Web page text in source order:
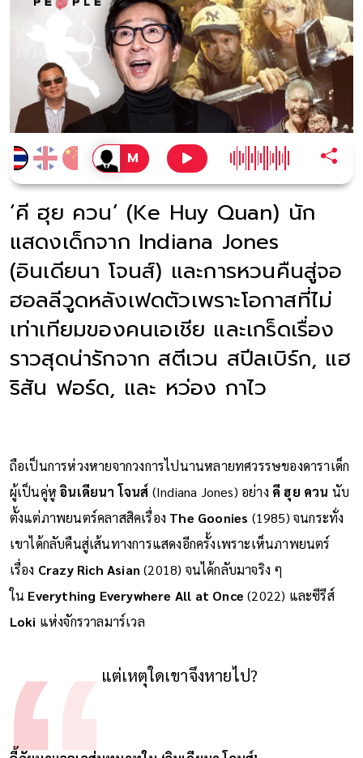
‘คี ฮุย ควน’ (Ke Huy Quan) นัก
แสดงเด็กจาก Indiana Jones
(อินเดียนา โจนส์) และการหวนคืนสู่จอ
ฮอลลีวูดหลังเฟดตัวเพราะโอกาสที่ไม่
เท่าเทียมของคนเอเชีย และเกร็ดเรื่อง
ราวสุดน่ารักจาก สตีเวน สปีลเบิร์ก, แฮ
ริสัน ฟอร์ด, และ หว่อง กาไว
ถือเป็นการห่วงหายจากวงการไปนานหลายทศวรรษของดาราเด็ก
ผู้เป็นคู่หูอินเดียนา โจนส์ (Indiana Jones) อย่าง คี ฮุย ควน นับ
ตั้งแต่ภาพยนตร์คลาสสิคเรื่อง The Goonies (1985) จนกระทั่ง
เขาได้กลับคืนสู่เส้นทางการแสดงอีกครั้งเพราะเห็นภาพยนตร์
เรื่อง Crazy Rich Asian (2018) จนได้กลับมาจริง ๆ
ใน Everything Everywhere All at Once (2022) และซีรีส์
Loki แห่งจักรวาลมาร์เวล
แต่เหตุใดเขาจึงหายไป?